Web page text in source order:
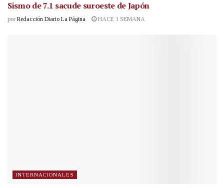
Sismo de 7.1 sacude suroeste de Japón
por Redacción Diario La Página HACE 1 SEMANA
INTERNACIONALES